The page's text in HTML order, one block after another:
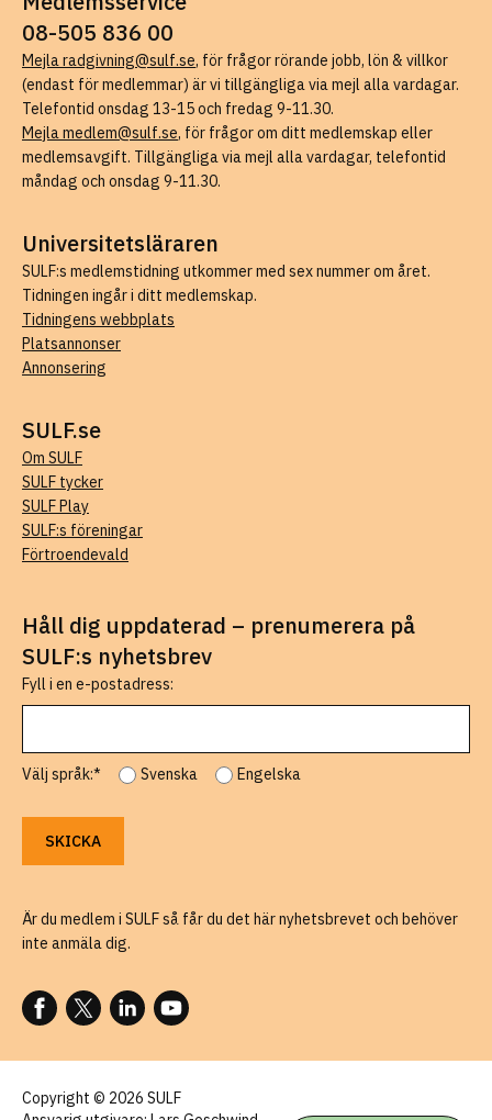
08-505 836 00
Mejla radgivning@sulf.se, för frågor rörande jobb, lön & villkor
(endast för medlemmar) är vi tillgängliga via mejl alla vardagar.
Telefontid onsdag 13-15 och fredag 9-11.30.
Mejla medlem@sulf.se, för frågor om ditt medlemskap eller
medlemsavgift. Tillgängliga via mejl alla vardagar, telefontid
måndag och onsdag 9-11.30.
Universitetsläraren
SULF:s medlemstidning utkommer med sex nummer om året.
Tidningen ingår i ditt medlemskap.
Tidningens webbplats
Platsannonser
Annonsering
SULF.se
Om SULF
SULF tycker
SULF Play
SULF:s föreningar
Förtroendevald
Håll dig uppdaterad – prenumerera på
SULF:s nyhetsbrev
Fyll i en e-postadress:
Välj språk:* Svenska Engelska
Är du medlem i SULF så får du det här nyhetsbrevet och behöver
inte anmäla dig.
FÖLJ OSS PÅ FACEBOOK
FÖLJ OSS PÅ X
FÖLJ OSS PÅ LINKEDIN
FÖLJ OSS PÅ YOUTUBE
Copyright © 2026 SULF